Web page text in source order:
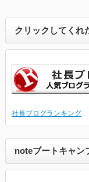
クリックしてくれ
社長ブログランキング
noteブートキャン